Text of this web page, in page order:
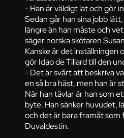
- Han är väldigt lat och gör
Sedan går han sina jobb
längre än han måste och
säger norska skötaren
Kanske är det inställningen
gör Idao de Tillard till den
- Det är svårt att beskriva
en så bra häst, men han är
När han tävlar är han som
byte. Han sänker huvudet,
och det är bara framåt som
Duvaldestin.